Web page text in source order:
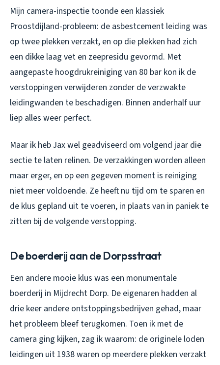
Mijn camera-inspectie toonde een klassiek
Proostdijland-probleem: de asbestcement leiding was
op twee plekken verzakt, en op die plekken had zich
een dikke laag vet en zeepresidu gevormd. Met
aangepaste hoogdrukreiniging van 80 bar kon ik de
verstoppingen verwijderen zonder de verzwakte
leidingwanden te beschadigen. Binnen anderhalf uur
liep alles weer perfect.
Maar ik heb Jax wel geadviseerd om volgend jaar die
sectie te laten relinen. De verzakkingen worden alleen
maar erger, en op een gegeven moment is reiniging
niet meer voldoende. Ze heeft nu tijd om te sparen en
de klus gepland uit te voeren, in plaats van in paniek te
zitten bij de volgende verstopping.
De boerderij aan de Dorpsstraat
Een andere mooie klus was een monumentale
boerderij in Mijdrecht Dorp. De eigenaren hadden al
drie keer andere ontstoppingsbedrijven gehad, maar
het probleem bleef terugkomen. Toen ik met de
camera ging kijken, zag ik waarom: de originele loden
leidingen uit 1938 waren op meerdere plekken verzakt